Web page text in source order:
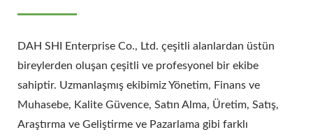
DAH SHI Enterprise Co., Ltd. çeşitli alanlardan üstün
bireylerden oluşan çeşitli ve profesyonel bir ekibe
sahiptir. Uzmanlaşmış ekibimiz Yönetim, Finans ve
Muhasebe, Kalite Güvence, Satın Alma, Üretim, Satış,
Araştırma ve Geliştirme ve Pazarlama gibi farklı